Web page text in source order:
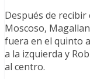
Después de
Moscoso,
fuera en el quinto
a la izquierda y
al centro.